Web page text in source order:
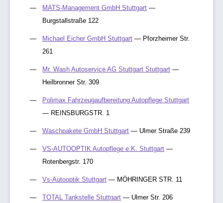
MATS-Management GmbH Stuttgart —
Burgstallstraße 122
Michael Eicher GmbH Stuttgart — Pforzheimer Str.
261
Mr. Wash Autoservice AG Stuttgart Stuttgart —
Heilbronner Str. 309
Polimax Fahrzeugaufbereitung Autopflege Stuttgart
— REINSBURGSTR. 1
Waschpakete GmbH Stuttgart — Ulmer Straße 239
VS-AUTOOPTIK Autopflege e.K. Stuttgart —
Rotenbergstr. 170
Vs-Autooptik Stuttgart — MÖHRINGER STR. 11
TOTAL Tankstelle Stuttgart — Ulmer Str. 206